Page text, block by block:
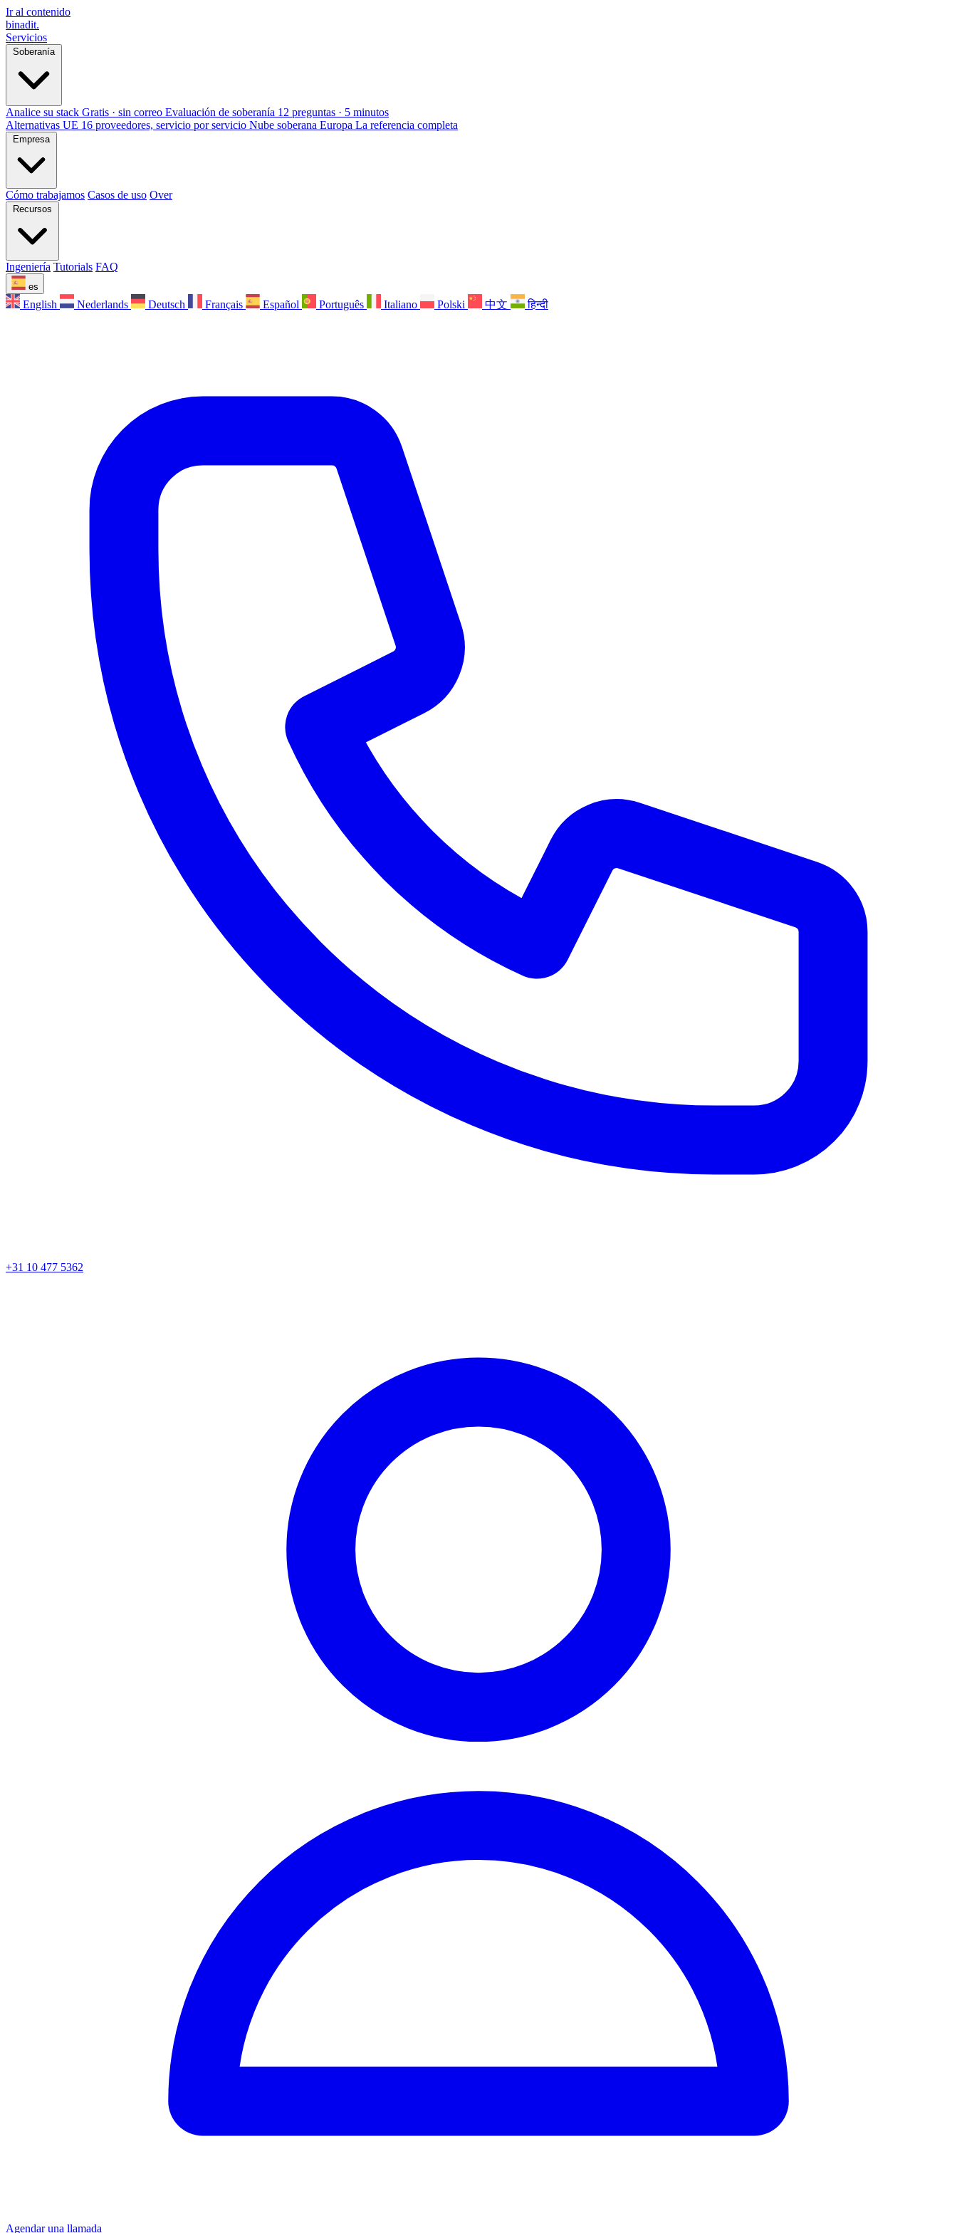
Ir al contenido
binadit.
Servicios
Soberanía
Analice su stack Gratis · sin correo Evaluación de soberanía 12 preguntas · 5 minutos
Alternativas UE 16 proveedores, servicio por servicio Nube soberana Europa La referencia completa
Empresa
Cómo trabajamos Casos de uso Over
Recursos
Ingeniería Tutorials FAQ
es
English Nederlands Deutsch Français Español Português Italiano Polski 中文 हिन्दी
+31 10 477 5362
Agendar una llamada